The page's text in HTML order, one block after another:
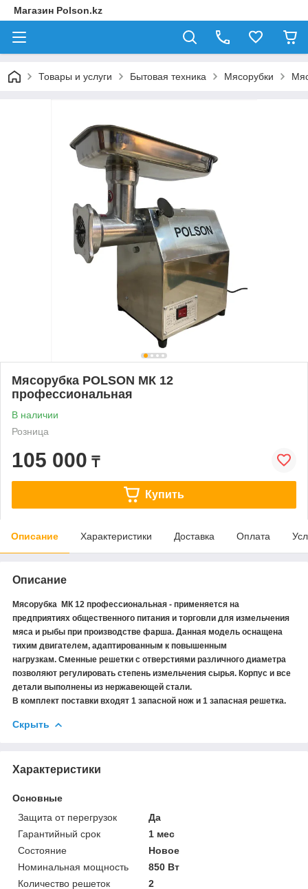
Магазин Polson.kz
Товары и услуги Бытовая техника Мясорубки
Мясорубка POLSON MК 12
профессиональная
В наличии
Розница
105 000 ₸
Купить
Описание Характеристики Доставка Оплата
Описание
Мясорубка МК 12 профессиональная - применяется на
предприятиях общественного питания и торговли для измельчения
мяса и рыбы при производстве фарша. Данная модель оснащена
тихим двигателем, адаптированным к повышенным
нагрузкам. Сменные решетки с отверстиями различного диаметра
позволяют регулировать степень измельчения сырья. Корпус и все
детали выполнены из нержавеющей стали.
В комплект поставки входят 1 запасной нож и 1 запасная решетка.
Скрыть
Характеристики
Основные
Защита от перегрузок
Да
Гарантийный срок
1 мес
Состояние
Новое
Номинальная мощность
850 Вт
Количество решеток
2